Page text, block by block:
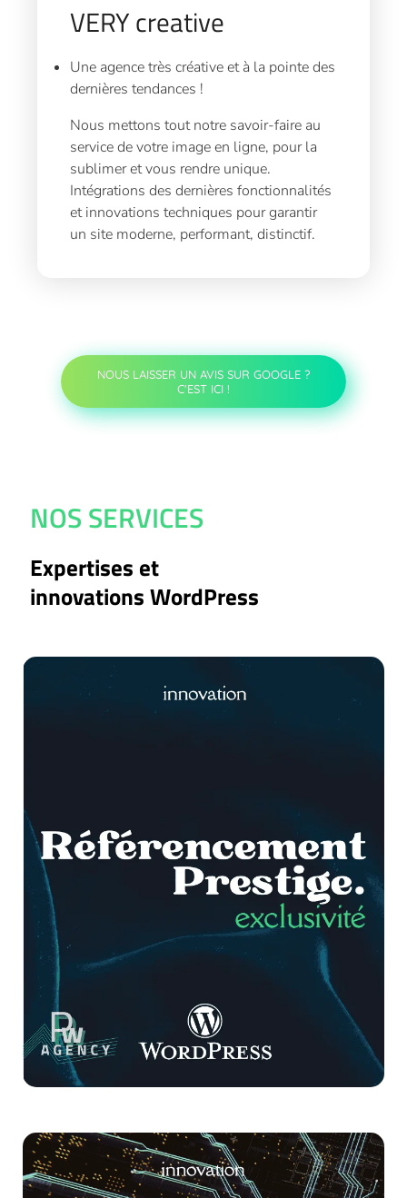
VERY creative
Une agence très créative et à la pointe des
dernières tendances !
Nous mettons tout notre savoir-faire au
service de votre image en ligne, pour la
sublimer et vous rendre unique.
Intégrations des dernières fonctionnalités
et innovations techniques pour garantir
un site moderne, performant, distinctif.
NOUS LAISSER UN AVIS SUR GOOGLE ?
C'EST ICI !
NOS SERVICES
Expertises et
innovations WordPress
Retour sur investissement mesurable,
grâce à un service parfaitement adapté à
vos besoins locaux.